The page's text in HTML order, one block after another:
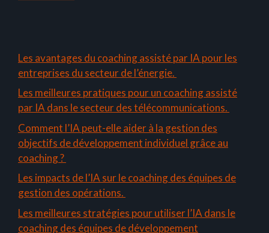
Les avantages du coaching assisté par IA pour les
entreprises du secteur de l’énergie.
Les meilleures pratiques pour un coaching assisté
par IA dans le secteur des télécommunications.
Comment l’IA peut-elle aider à la gestion des
objectifs de développement individuel grâce au
coaching ?
Les impacts de l’IA sur le coaching des équipes de
gestion des opérations.
Les meilleures stratégies pour utiliser l’IA dans le
coaching des équipes de développement